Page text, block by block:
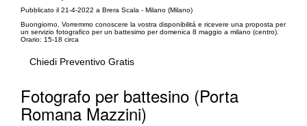
Pubblicato il 21-4-2022 a Brera Scala - Milano (Milano)
Buongiorno, Vorremmo conoscere la vostra disponibilitá e ricevere una proposta per
un servizio fotografico per un battesimo per domenica 8 maggio a milano (centro).
Orario: 15-18 circa
Chiedi Preventivo Gratis
Fotografo per battesino (Porta
Romana Mazzini)